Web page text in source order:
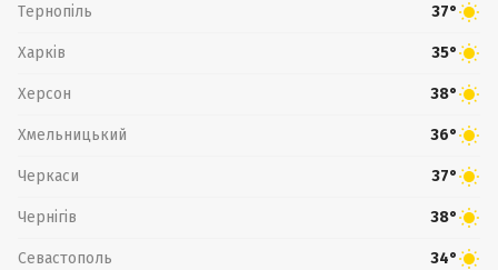
Тернопіль 37°
Харків 35°
Херсон 38°
Хмельницький 36°
Черкаси 37°
Чернігів 38°
Севастополь 34°